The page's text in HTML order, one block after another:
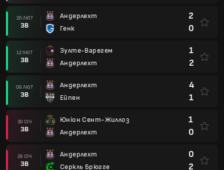
20 ЛЮТ
ЗВ
Андерлехт
Генк
2
0
12 ЛЮТ
ЗВ
Зулте-Варегем
Андерлехт
1
2
06 ЛЮТ
ЗВ
Андерлехт
Ейпен
4
1
30 СІЧ
ЗВ
Юніон Сент-Жиллоз
Андерлехт
1
0
26 СІЧ
ЗВ
Андерлехт
Серкль Брюгге
0
2